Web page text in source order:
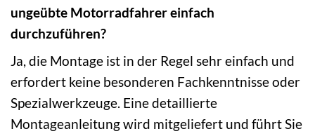
ungeübte Motorradfahrer einfach
durchzuführen?
Ja, die Montage ist in der Regel sehr einfach und
erfordert keine besonderen Fachkenntnisse oder
Spezialwerkzeuge. Eine detaillierte
Montageanleitung wird mitgeliefert und führt Sie